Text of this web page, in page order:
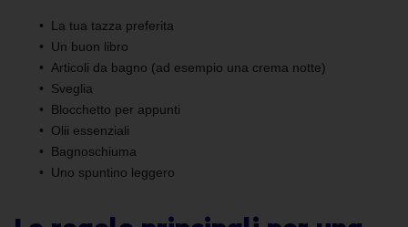
La tua tazza preferita
Un buon libro
Articoli da bagno (ad esempio una crema notte)
Sveglia
Blocchetto per appunti
Olii essenziali
Bagnoschiuma
Uno spuntino leggero